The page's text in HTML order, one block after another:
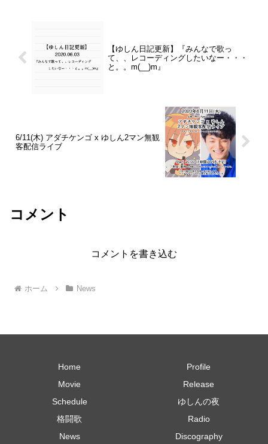
【ゆしん日記更新】『みんなで歌っ
て、、レコーディングしたいなー・・・
と。。m(__)m』
6/11(木) アダチケンゴ x ゆしん‬‪2マン無観
客配信ライブ
コメント
コメントを書き込む
ホーム News
Home
Profile
Movie
Release
Schedule
ゆしんの夜
格闘歌
Radio
News
Discography